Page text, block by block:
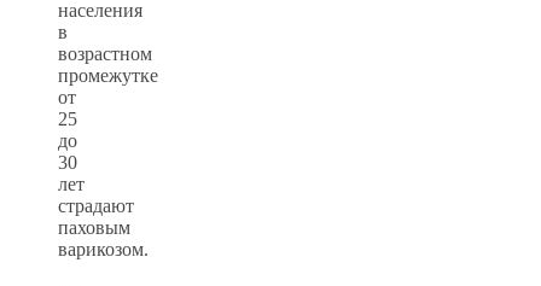
населения
в
возрастном
промежутке
от
25
до
30
лет
страдают
паховым
варикозом.